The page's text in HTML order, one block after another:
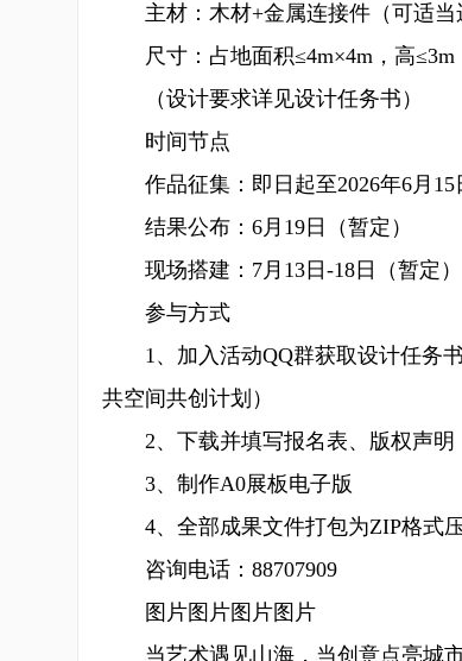
主材：木材+金属连接件（可适当
尺寸：占地面积≤4m×4m，高≤3m
（设计要求详见设计任务书）
时间节点
作品征集：即日起至2026年6月15
结果公布：6月19日（暂定）
现场搭建：7月13日-18日（暂定）
参与方式
1、加入活动QQ群获取设计任务书
共空间共创计划）
2、下载并填写报名表、版权声明
3、制作A0展板电子版
4、全部成果文件打包为ZIP格式压
咨询电话：88707909
图片图片图片图片
当艺术遇见山海，当创意点亮城